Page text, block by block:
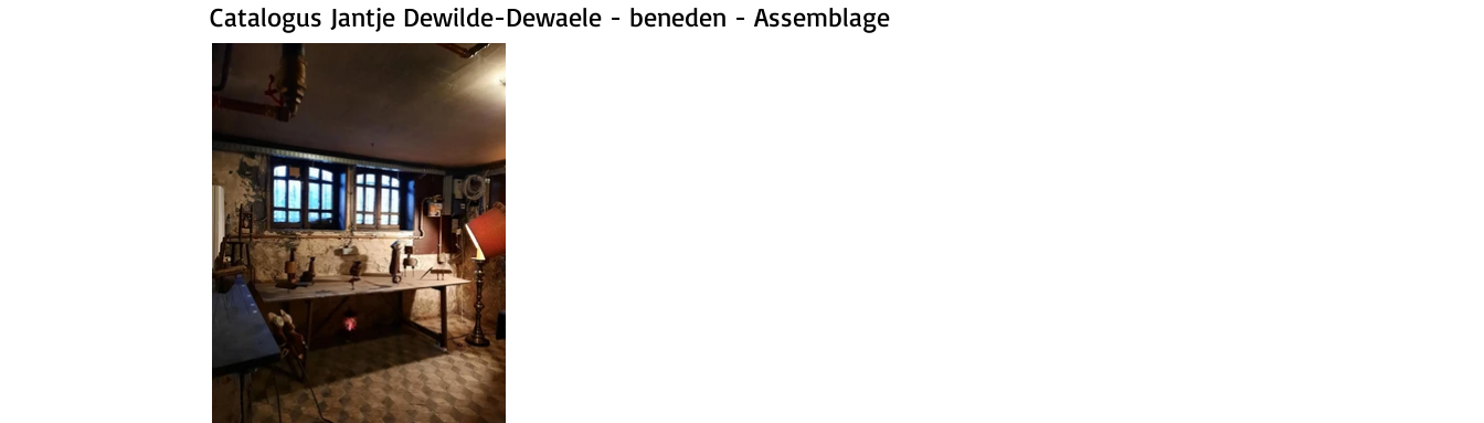
Catalogus Jantje Dewilde-Dewaele - beneden - Assemblage